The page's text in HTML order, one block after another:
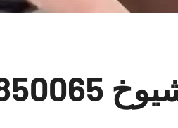
سباك فني صحي جليب